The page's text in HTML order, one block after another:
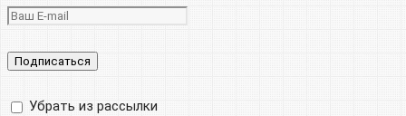
Убрать из рассылки